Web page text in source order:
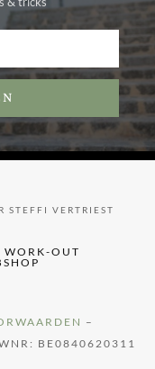
STEFFI VERTRIEST
WORK-OUT
–
BE0840620311